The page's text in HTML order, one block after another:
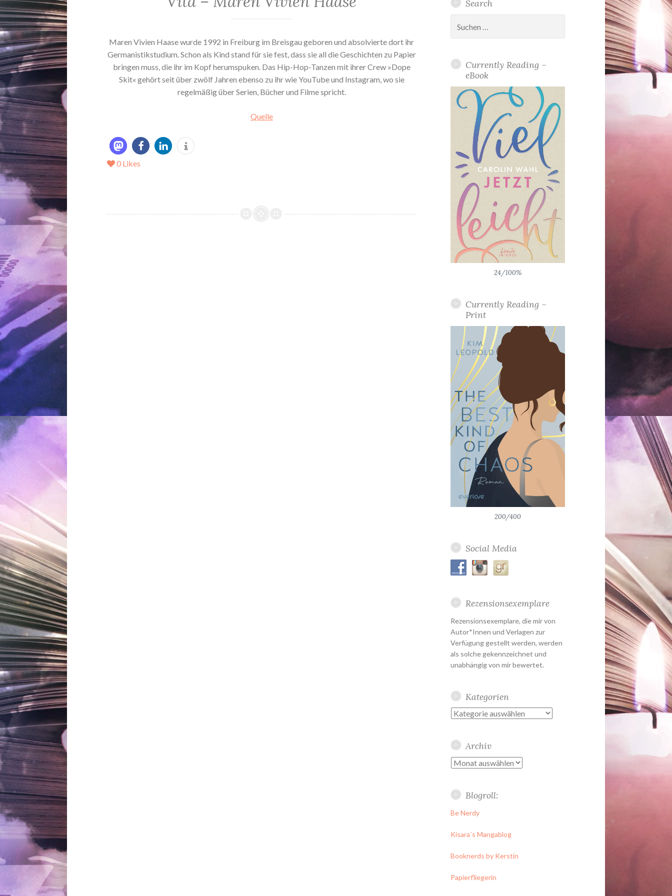
Maren Vivien Haase wurde 1992 in Freiburg im Breisgau geboren und absolvierte dort ihr
Germanistikstudium. Schon als Kind stand für sie fest, dass sie all die Geschichten zu Papier
bringen muss, die ihr im Kopf herumspuken. Das Hip-Hop-Tanzen mit ihrer Crew »Dope
Skit« gehört seit über zwölf Jahren ebenso zu ihr wie YouTube und Instagram, wo sie
regelmäßig über Serien, Bücher und Filme spricht.
Quelle
0 Likes
Search
nach:
Currently Reading –
eBook
24/100%
Currently Reading –
Print
200/400
Social Media
Rezensionsexemplare
Rezensionsexemplare, die mir von
Autor*Innen und Verlagen zur
Verfügung gestellt werden, werden
als solche gekennzeichnet und
unabhängig von mir bewertet.
Kategorien
Kategorien
Archiv
Archiv
Blogroll:
Be Nerdy
Kisara´s Mangablog
Booknerds by Kerstin
Papierfliegerin